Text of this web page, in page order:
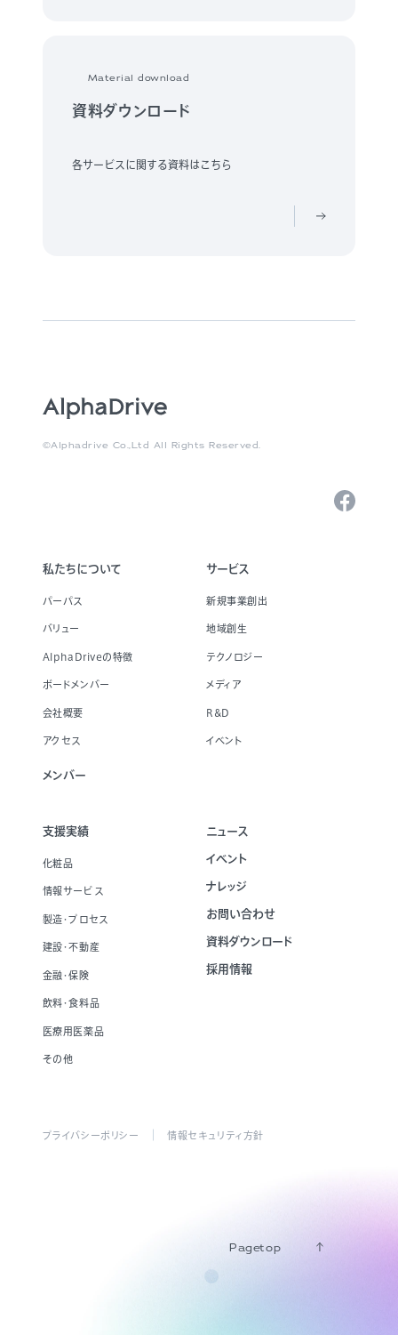
Material download
資料ダウンロード
各サービスに関する資料はこちら
©Alphadrive Co.,Ltd All Rights Reserved.
私たちについて
パーパス
バリュー
AlphaDriveの特徴
ボードメンバー
会社概要
アクセス
メンバー
サービス
新規事業創出
地域創生
テクノロジー
メディア
R&D
イベント
支援実績
化粧品
情報サービス
製造・プロセス
建設・不動産
金融・保険
飲料・食料品
医療用医薬品
その他
ニュース
イベント
ナレッジ
お問い合わせ
資料ダウンロード
採用情報
プライバシーポリシー 情報セキュリティ方針
Pagetop